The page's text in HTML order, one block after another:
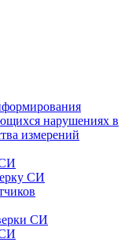
нарушениях в
измерений
СИ
СИ